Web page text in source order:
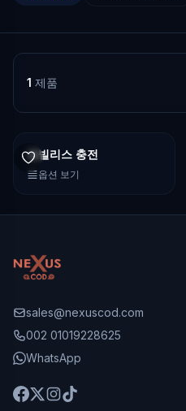
1 제품
모빌리스 충전
옵션 보기
sales@nexuscod.com
002 01019228625
WhatsApp